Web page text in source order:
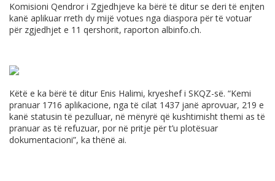
Komisioni Qendror i Zgjedhjeve ka bërë të ditur se deri të enjten
kanë aplikuar rreth dy mijë votues nga diaspora për të votuar
për zgjedhjet e 11 qershorit, raporton albinfo.ch.
Këtë e ka bërë të ditur Enis Halimi, kryeshef i SKQZ-së. “Kemi
pranuar 1716 aplikacione, nga të cilat 1437 janë aprovuar, 219 e
kanë statusin të pezulluar, në mënyrë që kushtimisht themi as të
pranuar as të refuzuar, por në pritje për t’u plotësuar
dokumentacioni”, ka thënë ai.